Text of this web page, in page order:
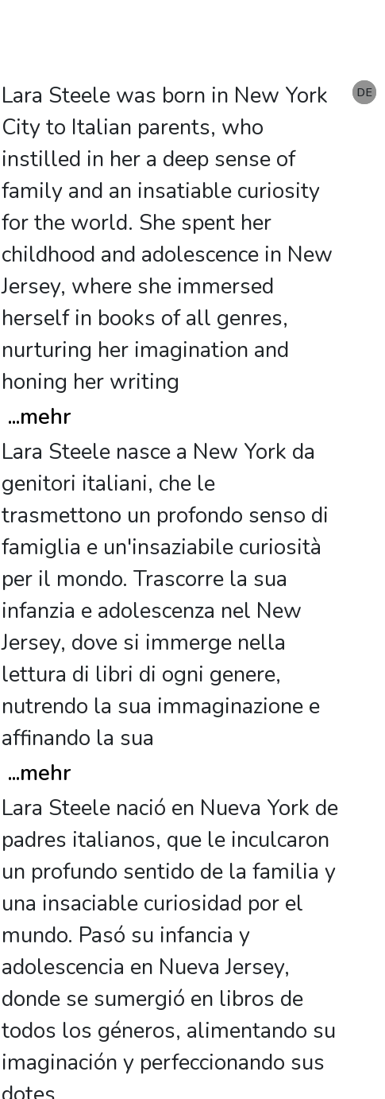
Lara Steele was born in New York
City to Italian parents, who
instilled in her a deep sense of
family and an insatiable curiosity
for the world. She spent her
childhood and adolescence in New
Jersey, where she immersed
herself in books of all genres,
nurturing her imagination and
honing her writing
...mehr
Lara Steele nasce a New York da
genitori italiani, che le
trasmettono un profondo senso di
famiglia e un'insaziabile curiosità
per il mondo. Trascorre la sua
infanzia e adolescenza nel New
Jersey, dove si immerge nella
lettura di libri di ogni genere,
nutrendo la sua immaginazione e
affinando la sua
...mehr
Lara Steele nació en Nueva York de
padres italianos, que le inculcaron
un profundo sentido de la familia y
una insaciable curiosidad por el
mundo. Pasó su infancia y
adolescencia en Nueva Jersey,
donde se sumergió en libros de
todos los géneros, alimentando su
imaginación y perfeccionando sus
EN
DE
DE